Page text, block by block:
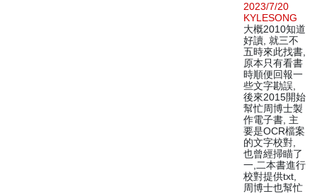
2023/7/20
KYLESONG
大概2010知道
好讀, 就三不
五時來此找書,
原本只有看書
時順便回報一
些文字勘誤,
後來2015開始
幫忙周博士製
作電子書, 主
要是OCR檔案
的文字校對,
也曾經掃瞄了
一,二本書進行
校對提供txt,
周博士也幫忙